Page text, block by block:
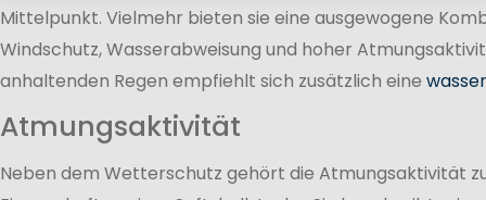
Mittelpunkt. Vielmehr bieten sie eine ausgewogene
Windschutz, Wasserabweisung und hoher
anhaltenden Regen empfiehlt sich zusätzlich eine
Atmungsaktivität
Neben dem Wetterschutz gehört die Atmungsaktivität